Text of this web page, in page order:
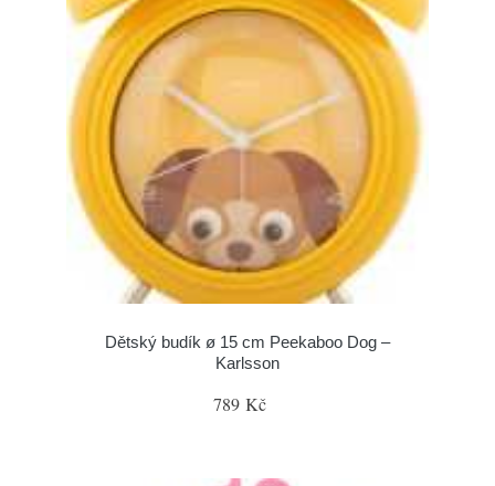
Dětský budík ø 15 cm Peekaboo Dog –
Karlsson
789 Kč